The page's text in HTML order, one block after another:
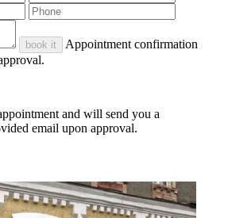
book it
Appointment confirmation
and will send you a
email upon approval.